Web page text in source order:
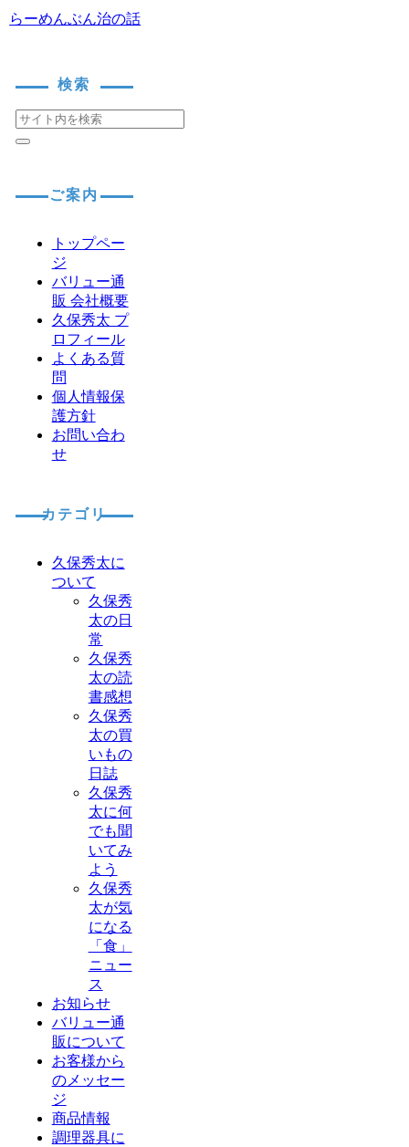
らーめんぶん治の話
検索
ご案内
トップペー
ジ
バリュー通
販 会社概要
久保秀太 プ
ロフィール
よくある質
問
個人情報保
護方針
お問い合わ
せ
カテゴリ
久保秀太に
ついて
久保秀
太の日
常
久保秀
太の読
書感想
久保秀
太の買
いもの
日誌
久保秀
太に何
でも聞
いてみ
よう
久保秀
太が気
になる
「食」
ニュー
ス
お知らせ
バリュー通
販について
お客様から
のメッセー
ジ
商品情報
調理器具に